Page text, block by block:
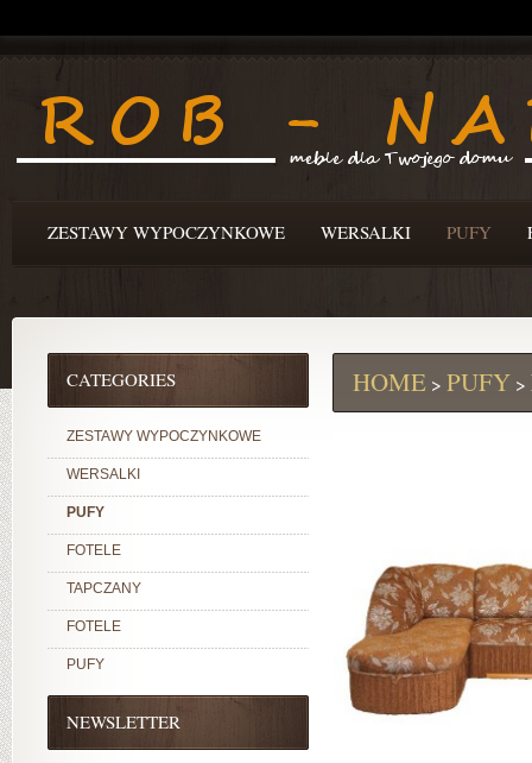
ZESTAWY WYPOCZYNKOWE WERSALKI PUFY
CATEGORIES
ZESTAWY WYPOCZYNKOWE
WERSALKI
PUFY
FOTELE
TAPCZANY
FOTELE
PUFY
NEWSLETTER
HOME > PUFY >